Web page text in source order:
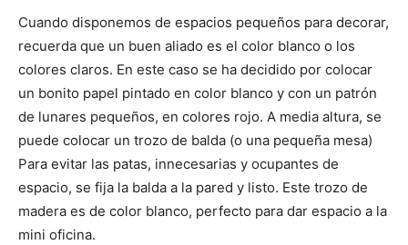
Cuando disponemos de espacios pequeños para decorar,
recuerda que un buen aliado es el color blanco o los
colores claros. En este caso se ha decidido por colocar
un bonito papel pintado en color blanco y con un patrón
de lunares pequeños, en colores rojo. A media altura, se
puede colocar un trozo de balda (o una pequeña mesa)
Para evitar las patas, innecesarias y ocupantes de
espacio, se fija la balda a la pared y listo. Este trozo de
madera es de color blanco, perfecto para dar espacio a la
mini oficina.